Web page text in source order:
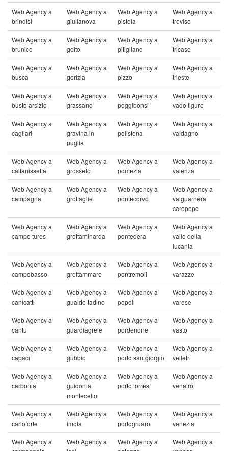
Web Agency a
brindisi
Web Agency a
giulianova
Web Agency a
pistoia
Web Agency a
treviso
Web Agency a
brunico
Web Agency a
goito
Web Agency a
pitigliano
Web Agency a
tricase
Web Agency a
busca
Web Agency a
gorizia
Web Agency a
pizzo
Web Agency a
trieste
Web Agency a
busto arsizio
Web Agency a
grassano
Web Agency a
poggibonsi
Web Agency a
vado ligure
Web Agency a
cagliari
Web Agency a
gravina in
puglia
Web Agency a
polistena
Web Agency a
valdagno
Web Agency a
caltanissetta
Web Agency a
grosseto
Web Agency a
pomezia
Web Agency a
valenza
Web Agency a
campagna
Web Agency a
grottaglie
Web Agency a
pontecorvo
Web Agency a
valguarnera
caropepe
Web Agency a
campo tures
Web Agency a
grottaminarda
Web Agency a
pontedera
Web Agency a
vallo della
lucania
Web Agency a
campobasso
Web Agency a
grottammare
Web Agency a
pontremoli
Web Agency a
varazze
Web Agency a
canicatti
Web Agency a
gualdo tadino
Web Agency a
popoli
Web Agency a
varese
Web Agency a
cantu
Web Agency a
guardiagrele
Web Agency a
pordenone
Web Agency a
vasto
Web Agency a
capaci
Web Agency a
gubbio
Web Agency a
porto san giorgio
Web Agency a
velletri
Web Agency a
carbonia
Web Agency a
guidonia
montecelio
Web Agency a
porto torres
Web Agency a
venafro
Web Agency a
carloforte
Web Agency a
imola
Web Agency a
portogruaro
Web Agency a
venezia
Web Agency a
Web Agency a
Web Agency a
Web Agency a